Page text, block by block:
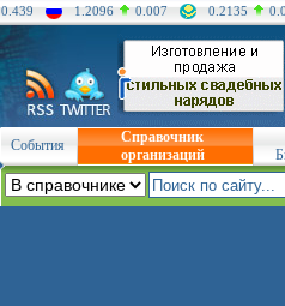
0.439 1.2096 0.007 0.2135
События
Справочник
организаций